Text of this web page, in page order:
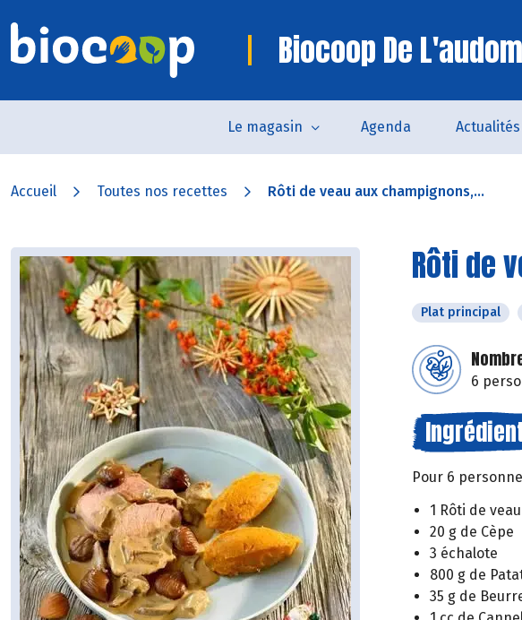
Biocoop De
Le magasin Agenda Actualités
Accueil Toutes nos recettes Rôti de veau aux champignons,...
Rôti de
Plat principal
6
Pour 6
1 Rôti de veau
20 g de Cèpe
3 échalote
800 g de
35 g de